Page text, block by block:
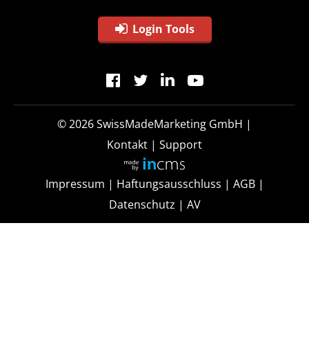
Login Tools
© 2026SwissMadeMarketing GmbH |
Kontakt | Support
Impressum | Haftungsausschluss | AGB|
Datenschutz | AV